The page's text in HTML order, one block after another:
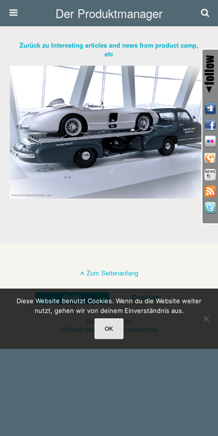
Der Produktmanager
Zurück zu Interesting articles and news from product camp,
etc
Zum Seitenanfang
Mobil Desktop
Bereitgestellt von
WPtouch Mobile Suite for WordPress
Diese Website benutzt Cookies. Wenn du die Website weiter
nutzt, gehen wir von deinem Einverständnis aus.
OK